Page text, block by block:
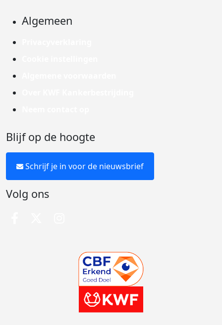
Algemeen
Blijf op de hoogte
Schrijf je in voor de nieuwsbrief
Volg ons